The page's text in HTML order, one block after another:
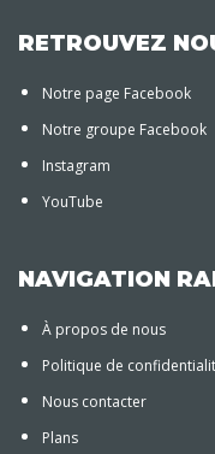
RETROUVEZ
Notre page Facebook
Notre groupe Facebook
Instagram
YouTube
NAVIGATION
À propos de nous
Politique de
Nous contacter
Plans